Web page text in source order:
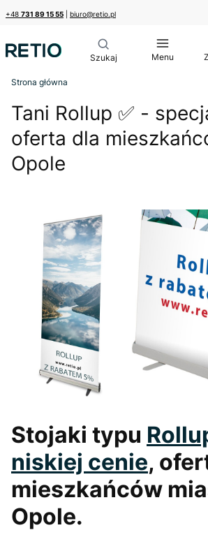
+48 731 89 15 55 biuro@retio.pl
Menu
Strona główna
Tani Rollup ✅ -
oferta dla
Opole
Stojaki typu
niskiej cenie,
mieszkańców
Opole.